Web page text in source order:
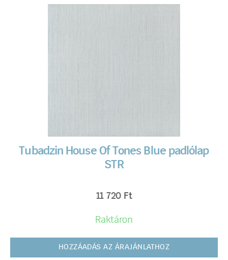
Tubadzin House Of Tones Blue padlólap
STR
11 720 Ft
Raktáron
HOZZÁADÁS AZ ÁRAJÁNLATHOZ